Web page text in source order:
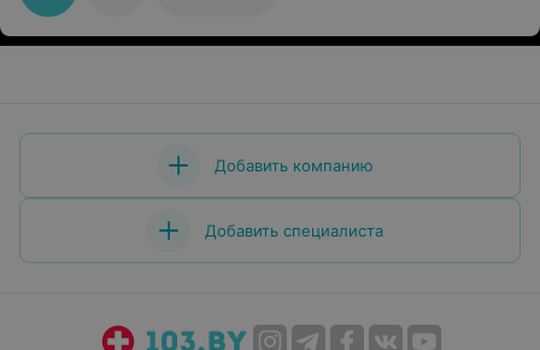
Добавить компанию
Добавить специалиста